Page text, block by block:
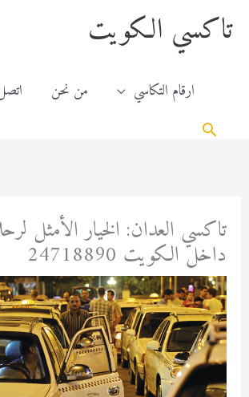
content
تخطيتاكسي الكويت
ارقام التكاسي من نحن
البحث
تاكسي العدان: الخيار الأمثل
داخل الكويت 24718890